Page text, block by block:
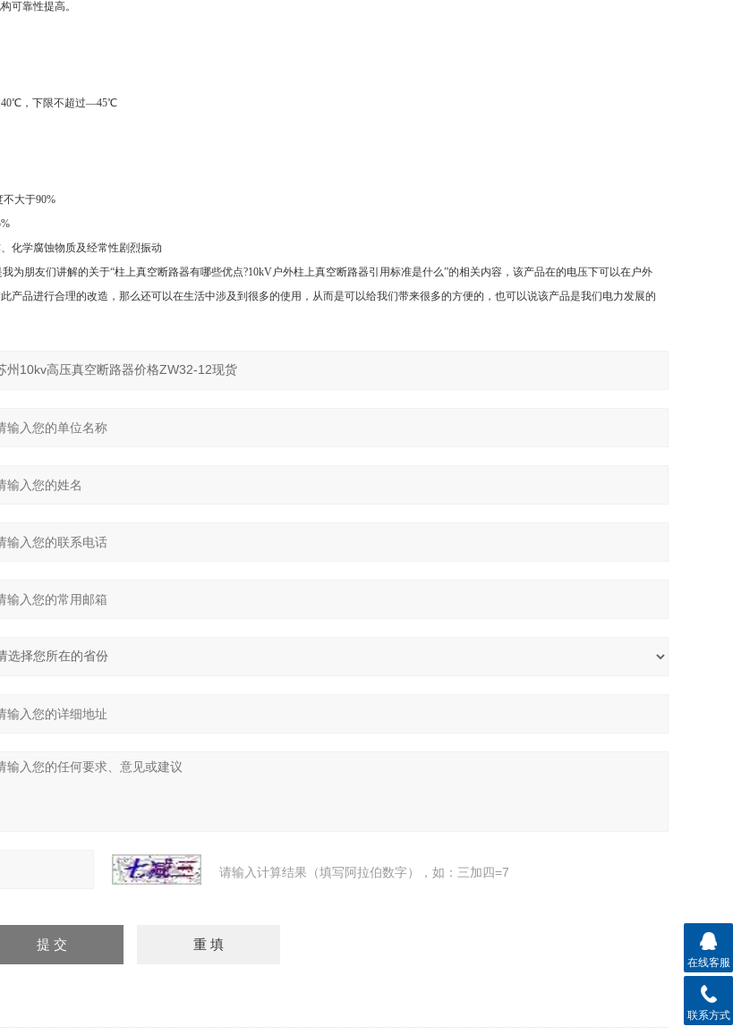
可靠性提高。
40℃，下限不超过—45℃
大于90%
化学腐蚀物质及经常性剧烈振动
为朋友们讲解的关于“柱上真空断路器有哪些优点?10kV户外柱上真空断路器引用标准是什么”的相关内容，该产品在的电压下可以在户外
产品进行合理的改造，那么还可以在生活中涉及到很多的使用，从而是可以给我们带来很多的方便的，也可以说该产品是我们电力发展的
请输入计算结果（填写阿拉伯数字），如：三加四=7
在线客服
联系方式